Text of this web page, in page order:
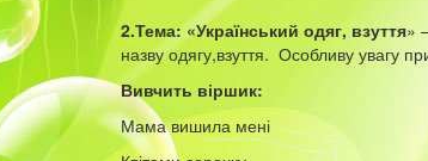
2.Тема: «Український одяг, взуття»
назву одягу,взуття. Особливу увагу
Вивчить віршик:
Мама вишила мені